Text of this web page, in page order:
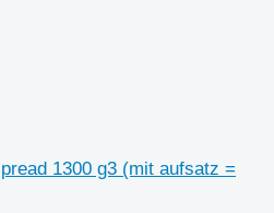
1300 g3 (mit aufsatz =